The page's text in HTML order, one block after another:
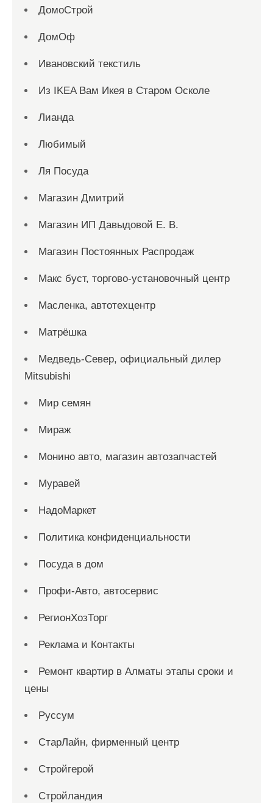
ДомоСтрой
ДомОф
Ивановский текстиль
Из IKEA Вам Икея в Старом Осколе
Лианда
Любимый
Ля Посуда
Магазин Дмитрий
Магазин ИП Давыдовой Е. В.
Магазин Постоянных Распродаж
Макс буст, торгово-установочный центр
Масленка, автотехцентр
Матрёшка
Медведь-Север, официальный дилер
Mitsubishi
Мир семян
Мираж
Монино авто, магазин автозапчастей
Муравей
НадоМаркет
Политика конфиденциальности
Посуда в дом
Профи-Авто, автосервис
РегионХозТорг
Реклама и Контакты
Ремонт квартир в Алматы этапы сроки и
цены
Руссум
СтарЛайн, фирменный центр
Стройгерой
Стройландия